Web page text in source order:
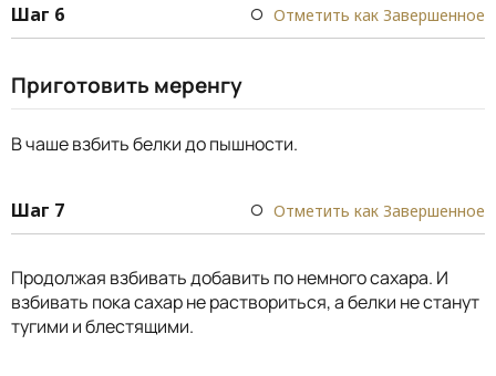
Шаг 6 Отметить как Завершенное
Приготовить меренгу
В чаше взбить белки до пышности.
Шаг 7 Отметить как Завершенное
Продолжая взбивать добавить по немного сахара. И
взбивать пока сахар не раствориться, а белки не станут
тугими и блестящими.